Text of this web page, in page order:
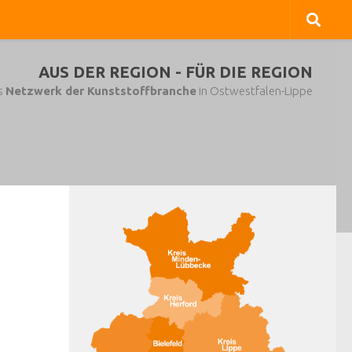
AUS DER REGION - FÜR DIE REGION
Netzwerk der Kunststoffbranche in Ostwestfalen-Lippe